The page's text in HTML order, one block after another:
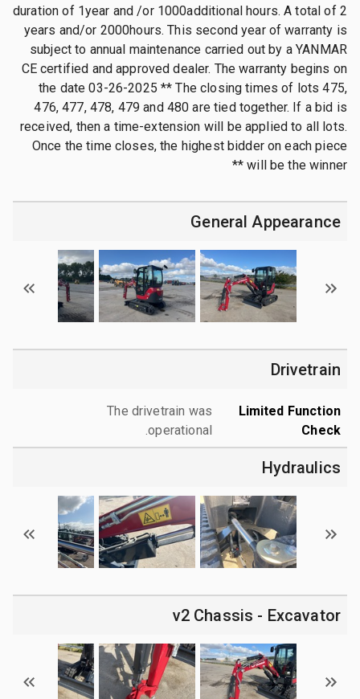
duration of 1year and /or 1000additional hours. A total of 2
years and/or 2000hours. This second year of warranty is
subject to annual maintenance carried out by a YANMAR
CE certified and approved dealer. The warranty begins on
the date 03-26-2025 ** The closing times of lots 475,
476, 477, 478, 479 and 480 are tied together. If a bid is
received, then a time-extension will be applied to all lots.
Once the time closes, the highest bidder on each piece
will be the winner **
General Appearance
Drivetrain
Limited Function
Check
The drivetrain was
operational.
Hydraulics
v2 Chassis - Excavator